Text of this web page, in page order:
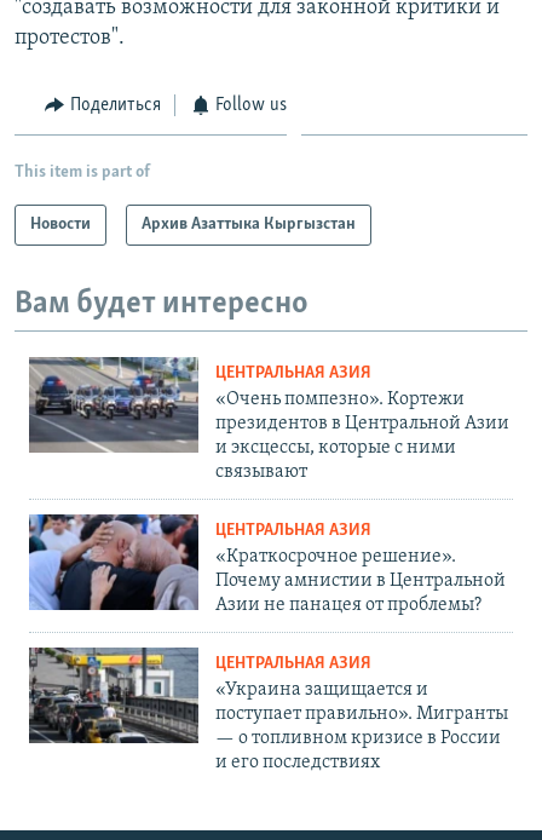
"создавать возможности для законной критики и
протестов".
Поделиться Follow us
This item is part of
Новости Архив Азаттыка Кыргызстан
Вам будет интересно
ЦЕНТРАЛЬНАЯ АЗИЯ
«Очень помпезно». Кортежи
президентов в Центральной Азии
и эксцессы, которые с ними
связывают
ЦЕНТРАЛЬНАЯ АЗИЯ
«Краткосрочное решение».
Почему амнистии в Центральной
Азии не панацея от проблемы?
ЦЕНТРАЛЬНАЯ АЗИЯ
«Украина защищается и
поступает правильно». Мигранты
— о топливном кризисе в России
и его последствиях